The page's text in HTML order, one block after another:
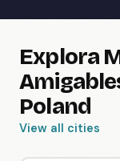
Explora
Poland
View all cities